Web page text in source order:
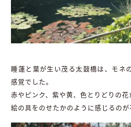
睡蓮と葉が生い茂る太鼓橋は、モネ
感覚でした。
赤やピンク、紫や黄、色とりどりの花
絵の具をのせたかのように感じるのが